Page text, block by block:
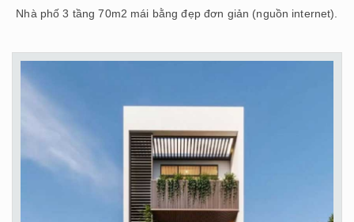
Nhà phố 3 tầng 70m2 mái bằng đẹp đơn giản (nguồn internet).